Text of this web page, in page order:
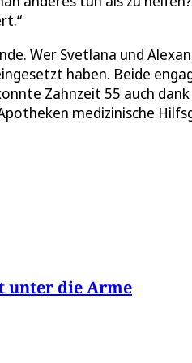
Wer Svetlana und
haben. Beide
Zahnzeit 55 auch
medizinische
unter die Arme